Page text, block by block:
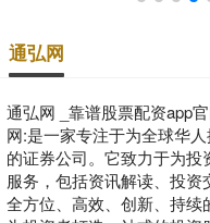
通弘网
通弘网 _靠谱股票配资app
网:是一家专注于为全球华
的证券公司。它致力于为
服务，包括资讯解读、投
全方位、高效、创新、持